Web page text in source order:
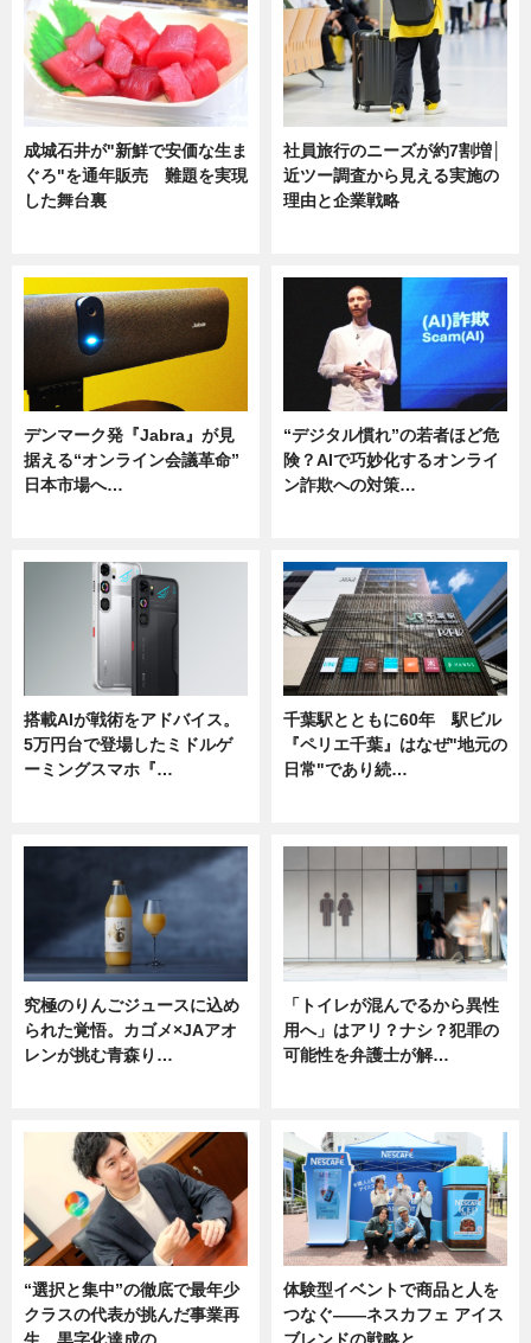
成城石井が"新鮮で安価な生ま
ぐろ"を通年販売 難題を実現
した舞台裏
社員旅行のニーズが約7割増│
近ツー調査から見える実施の
理由と企業戦略
デンマーク発『Jabra』が見
据える“オンライン会議革命”
日本市場へ…
“デジタル慣れ”の若者ほど危
険？AIで巧妙化するオンライ
ン詐欺への対策…
搭載AIが戦術をアドバイス。
5万円台で登場したミドルゲ
ーミングスマホ『…
千葉駅とともに60年 駅ビル
『ペリエ千葉』はなぜ"地元の
日常"であり続…
究極のりんごジュースに込め
られた覚悟。カゴメ×JAアオ
レンが挑む青森り…
「トイレが混んでるから異性
用へ」はアリ？ナシ？犯罪の
可能性を弁護士が解…
“選択と集中”の徹底で最年少
クラスの代表が挑んだ事業再
体験型イベントで商品と人を
つなぐ――ネスカフェ アイス